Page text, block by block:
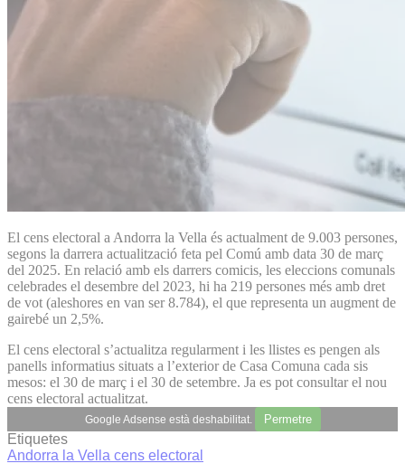
El cens electoral a Andorra la Vella és actualment de 9.003 persones,
segons la darrera actualització feta pel Comú amb data 30 de març
del 2025. En relació amb els darrers comicis, les eleccions comunals
celebrades el desembre del 2023, hi ha 219 persones més amb dret
de vot (aleshores en van ser 8.784), el que representa un augment de
gairebé un 2,5%.
El cens electoral s’actualitza regularment i les llistes es pengen als
panells informatius situats a l’exterior de Casa Comuna cada sis
mesos: el 30 de març i el 30 de setembre. Ja es pot consultar el nou
cens electoral actualitzat.
Google Adsense està deshabilitat. Permetre
Etiquetes
Andorra la Vella cens electoral